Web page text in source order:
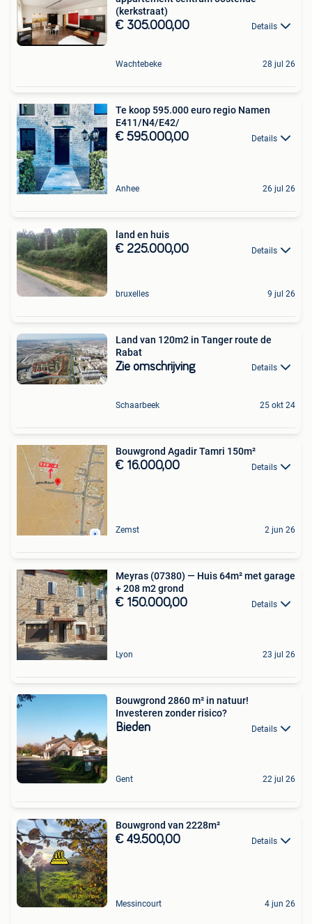
(kerkstraat)
€ 305.000,00 Details
Wachtebeke 28 jul 26
Te koop 595.000 euro regio Namen
E411/N4/E42/
€ 595.000,00 Details
Anhee 26 jul 26
land en huis
€ 225.000,00 Details
bruxelles 9 jul 26
Land van 120m2 in Tanger route de
Rabat
Zie omschrijving Details
Schaarbeek 25 okt 24
Bouwgrond Agadir Tamri 150m²
€ 16.000,00 Details
Zemst 2 jun 26
Meyras (07380) — Huis 64m² met garage
+ 208 m2 grond
€ 150.000,00 Details
Lyon 23 jul 26
Bouwgrond 2860 m² in natuur!
Investeren zonder risico?
Bieden Details
Gent 22 jul 26
Bouwgrond van 2228m²
€ 49.500,00 Details
Messincourt 4 jun 26